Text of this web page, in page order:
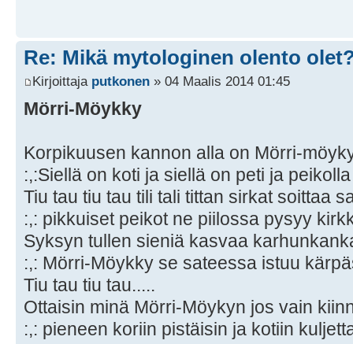
Re: Mikä mytologinen olento
Kirjoittaja putkonen » 04 Maalis 2014 01:45
Mörri-Möykky
Korpikuusen kannon alla on Mörri-
:,:Siellä on koti ja siellä on peti ja
Tiu tau tiu tau tili tali tittan sirkat soittaa
:,: pikkuiset peikot ne piilossa pysyy
Syksyn tullen sieniä kasvaa
:,: Mörri-Möykky se sateessa istuu
Tiu tau tiu tau.....
Ottaisin minä Mörri-Möykyn jos vain
:,: pieneen koriin pistäisin ja kotiin